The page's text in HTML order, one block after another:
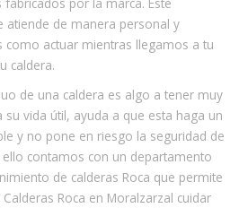
atiende de manera personal y
como actuar mientras llegamos a tu
caldera.
de una caldera es algo a tener muy
vida útil, ayuda a que esta haga un
y no pone en riesgo la seguridad de
contamos con un departamento
de calderas Roca que permite
Roca en Moralzarzal cuidar